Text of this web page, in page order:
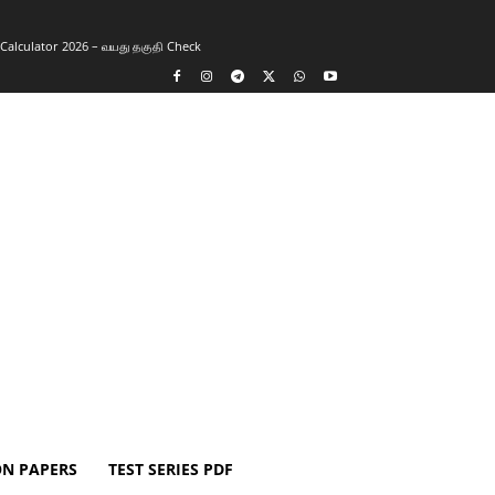
2026 – வயது தகுதி Check
PAPERS TEST SERIES PDF